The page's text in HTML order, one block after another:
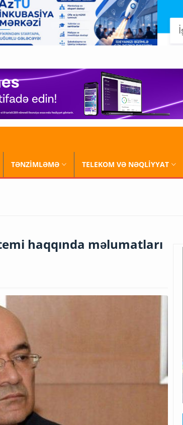
TƏNZİMLƏMƏ TELEKOM VƏ NƏQLİYYAT
haqqında məlumatları